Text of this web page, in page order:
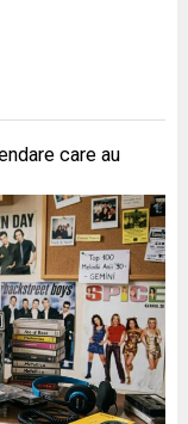
care au